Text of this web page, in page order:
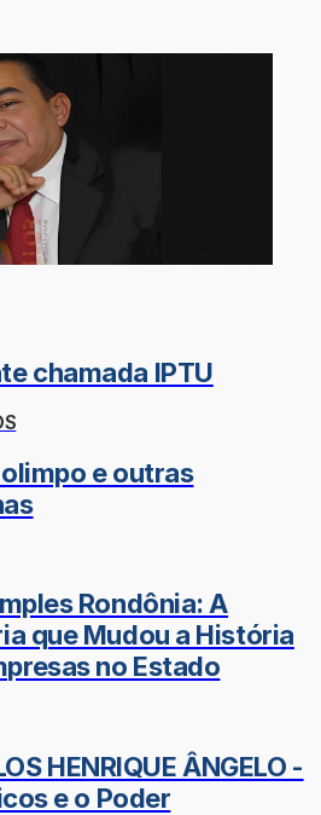
chamada IPTU
e outras
Rondônia: A
que Mudou a História
no Estado
HENRIQUE ÂNGELO -
e o Poder